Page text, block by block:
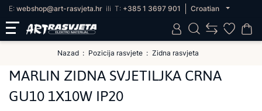
E: webshop@art-rasvjeta.hr ili T: +385 1 3697 901 Croatian
Nazad Pozicija rasvjete Zidna rasvjeta
MARLIN ZIDNA SVJETILJKA CRNA
GU10 1X10W IP20